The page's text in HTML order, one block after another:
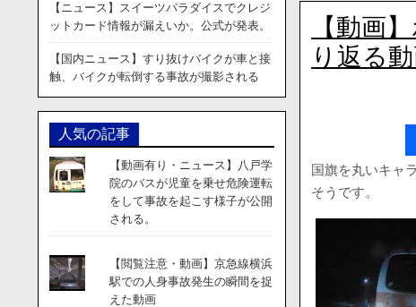
【動画
り返る
国旗を丸いキャ
そうです。
【ニュース】スイーツパラダイスでクレジ
ットカード情報が漏えいか。公式が発表。
【国内ニュース】すり抜けバイクが車と接
触、バイクが転倒する事故が撮影される
人気の記事
【動画有り・ニュース】八戸学
院のバスが児童を乗せ危険運転
をして事故を起こす様子が公開
される。
【閲覧注意・動画】京急線横浜
駅での人身事故発生の瞬間を捉
えた動画